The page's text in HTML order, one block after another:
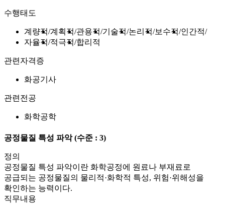
수행태도
계량적 계획적 관용적 기술적 논리적 보수적 인간적
자율적 적극적 합리적
관련자격증
화공기사
관련전공
화학공학
공정물질 특성 파악(수준 : 3)
정의
공정물질 특성 파악이란 화학공정에 원료나 부재료로
공급되는 공정물질의 물리적·화학적 특성, 위험·위해성을
확인하는 능력이다.
직무내용